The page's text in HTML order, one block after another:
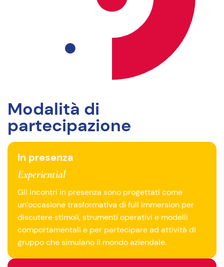
Modalità di
partecipazione
In presenza
Experiential
Gli incontri in presenza sono progettati come
un’occasione trasformativa di full immersion per
discutere stimoli, strumenti operativi e modelli
comportamentali e per partecipare ad attività di
gruppo che simulano il mondo aziendale.